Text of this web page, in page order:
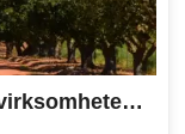
Opplyser landbruks-akvakulturvirksomheter med solcellelamper